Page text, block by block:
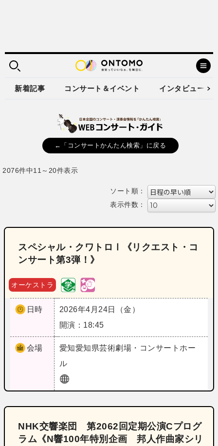
新着記事 コンサート＆イベント インタビュー
←「コンサートかんたん検索」に戻る
2076件中11～20件表示
ソート順：
表示件数：
スペシャル・クワトロⅠ《リクエスト・コ
ンサート第3弾！》
オーケストラ
日時
2026年4月24日（金）
開演：18:45
会場 愛知愛知県芸術劇場・コンサートホー
ル
NHK交響楽団 第2062回定期公演Cプログ
ラム《N響100年特別企画 邦人作曲家シリ